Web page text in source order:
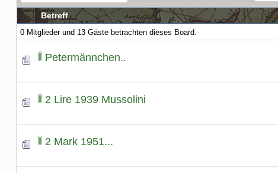
Betreff
0 Mitglieder und 13 Gäste betrachten dieses Board.
Petermännchen..
2 Lire 1939 Mussolini
2 Mark 1951...